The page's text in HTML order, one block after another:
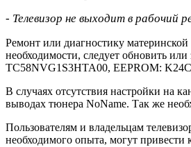
- Телевизор не выходит в рабочий
Ремонт или диагностику
необходимости, следует обновить
TC58NVG1S3HTA00, EEPROM:
В случаях отсутствия настройки на
выводах тюнера NoName. Так же
Пользователям и владельцам
необходимого опыта, могут